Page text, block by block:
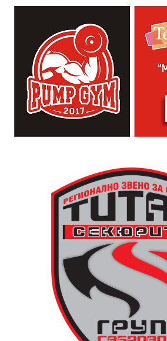
13 АВГУСТ (четвъртък)
19:00ч Групова тренировка с
които свират на китара, да се
от професионалното им ниво.
– то не е концерт, а споделено
всеки участва по свой начин.
официална програма, няма
изпълнители и разделение между
артисти. Всеки е добре дошъл да
просто да преживее звездопад,
падащи звезди и желания.
транспорт до местността
автобус ще тръгне в 19:30 ч. от
обратно към града в 00:00 ч. – от
поляната. Вземете със себе си
или шалте! За повече информация